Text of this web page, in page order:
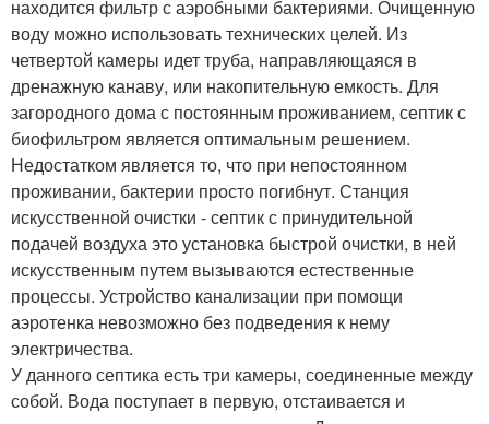
находится фильтр с аэробными бактериями. Очищенную
воду можно использовать технических целей. Из
четвертой камеры идет труба, направляющаяся в
дренажную канаву, или накопительную емкость. Для
загородного дома с постоянным проживанием, септик с
биофильтром является оптимальным решением.
Недостатком является то, что при непостоянном
проживании, бактерии просто погибнут. Станция
искусственной очистки - септик с принудительной
подачей воздуха это установка быстрой очистки, в ней
искусственным путем вызываются естественные
процессы. Устройство канализации при помощи
аэротенка невозможно без подведения к нему
электричества.
У данного септика есть три камеры, соединенные между
собой. Вода поступает в первую, отстаивается и